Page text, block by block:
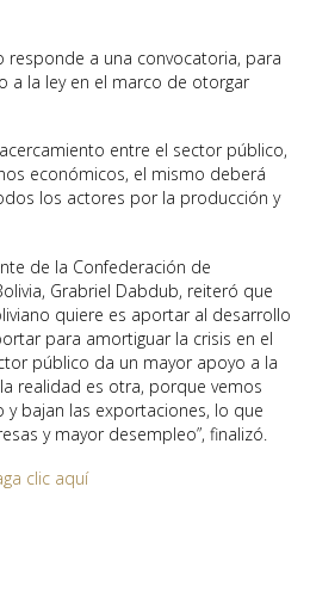
responde a una convocatoria, para
a la ley en el marco de otorgar
entre el sector público,
económicos, el mismo deberá
los actores por la producción y
de la Confederación de
Grabriel Dabdub, reiteró que
quiere es aportar al desarrollo
para amortiguar la crisis en el
público da un mayor apoyo a la
realidad es otra, porque vemos
bajan las exportaciones, lo que
y mayor desempleo”, finalizó.
clic aquí